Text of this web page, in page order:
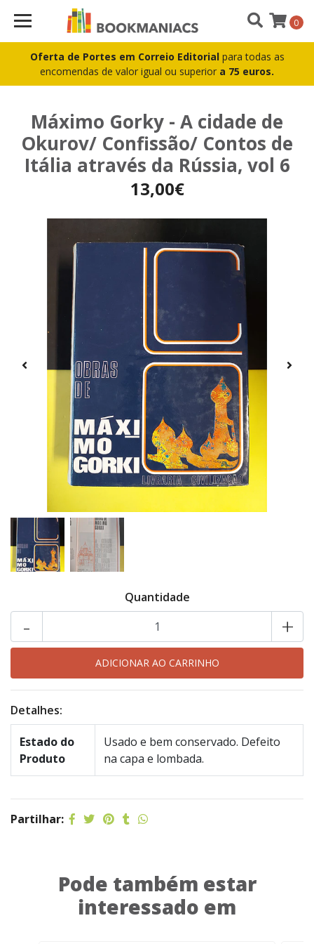
Oferta de Portes em Correio Editorial para todas as
encomendas de valor igual ou superior a 75 euros.
0
Máximo Gorky - A cidade de
Okurov/ Confissão/ Contos de
Itália através da Rússia, vol 6
13,00€
Quantidade
+
-
Detalhes:
Estado do
Produto
Usado e bem conservado. Defeito
na capa e lombada.
Partilhar:
Pode também estar
interessado em